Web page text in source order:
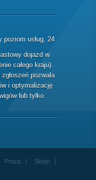
poziom usług, 24
dojazd w
całego kraju).
pozwala
i optymalizację
lub tylko
Praca
Sklep